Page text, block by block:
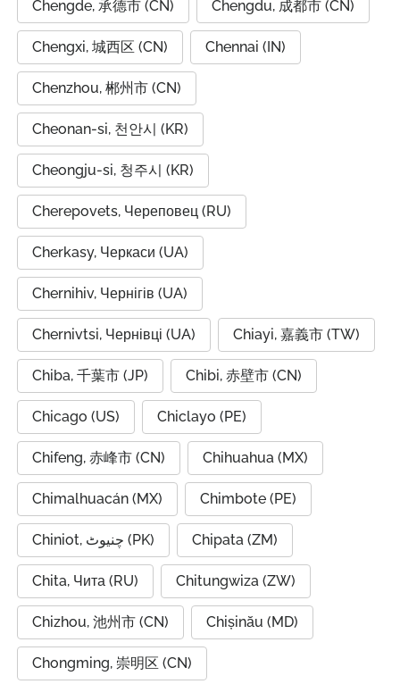
Chengde, 承德市 (CN) Chengdu, 成都市 (CN)
Chengxi, 城西区 (CN) Chennai (IN)
Chenzhou, 郴州市 (CN)
Cheonan-si, 천안시 (KR)
Cheongju-si, 청주시 (KR)
Cherepovets, Череповец (RU)
Cherkasy, Черкаси (UA)
Chernihiv, Чернігів (UA)
Chernivtsi, Чернівці (UA) Chiayi, 嘉義市 (TW)
Chiba, 千葉市 (JP) Chibi, 赤壁市 (CN)
Chicago (US) Chiclayo (PE)
Chifeng, 赤峰市 (CN) Chihuahua (MX)
Chimalhuacán (MX) Chimbote (PE)
Chiniot, چنیوٹ (PK) Chipata (ZM)
Chita, Чита (RU) Chitungwiza (ZW)
Chizhou, 池州市 (CN) Chișinău (MD)
Chongming, 崇明区 (CN)